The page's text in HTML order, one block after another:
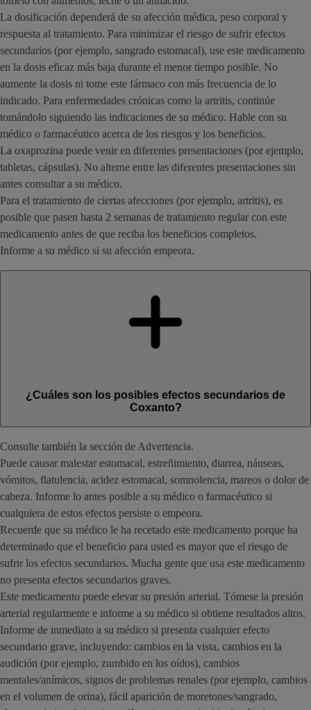
La dosificación dependerá de su afección médica, peso corporal y
respuesta al tratamiento. Para minimizar el riesgo de sufrir efectos
secundarios (por ejemplo, sangrado estomacal), use este medicamento
en la dosis eficaz más baja durante el menor tiempo posible. No
aumente la dosis ni tome este fármaco con más frecuencia de lo
indicado. Para enfermedades crónicas como la artritis, continúe
tomándolo siguiendo las indicaciones de su médico. Hable con su
médico o farmacéutico acerca de los riesgos y los beneficios.
La oxaprozina puede venir en diferentes presentaciones (por ejemplo,
tabletas, cápsulas). No alterne entre las diferentes presentaciones sin
antes consultar a su médico.
Para el tratamiento de ciertas afecciones (por ejemplo, artritis), es
posible que pasen hasta 2 semanas de tratamiento regular con este
medicamento antes de que reciba los beneficios completos.
Informe a su médico si su afección empeora.
¿Cuáles son los posibles efectos secundarios de
Coxanto?
Consulte también la sección de Advertencia.
Puede causar malestar estomacal, estreñimiento, diarrea, náuseas,
vómitos, flatulencia, acidez estomacal, somnolencia, mareos o dolor de
cabeza. Informe lo antes posible a su médico o farmacéutico si
cualquiera de estos efectos persiste o empeora.
Recuerde que su médico le ha recetado este medicamento porque ha
determinado que el beneficio para usted es mayor que el riesgo de
sufrir los efectos secundarios. Mucha gente que usa este medicamento
no presenta efectos secundarios graves.
Este medicamento puede elevar su presión arterial. Tómese la presión
arterial regularmente e informe a su médico si obtiene resultados altos.
Informe de inmediato a su médico si presenta cualquier efecto
secundario grave, incluyendo: cambios en la vista, cambios en la
audición (por ejemplo, zumbido en los oídos), cambios
mentales/anímicos, signos de problemas renales (por ejemplo, cambios
en el volumen de orina), fácil aparición de moretones/sangrado,